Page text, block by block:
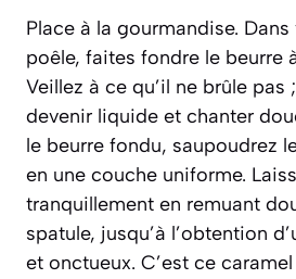
Place à la gourmandise.
poêle, faites fondre le beurre
Veillez à ce qu’il ne brûle
devenir liquide et chanter
le beurre fondu, saupoudrez
en une couche uniforme.
tranquillement en remuant
spatule, jusqu’à l’obtention
et onctueux. C’est ce